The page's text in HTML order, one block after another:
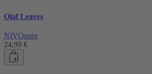
Olaf Leaves
NIVOpure
24,99 €